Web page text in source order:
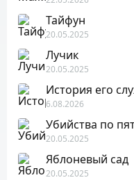
Тайфун
20.05.2025
Лучик
20.05.2025
История его
6.08.2026
Убийства по
20.05.2025
Яблоневый сад
20.05.2025